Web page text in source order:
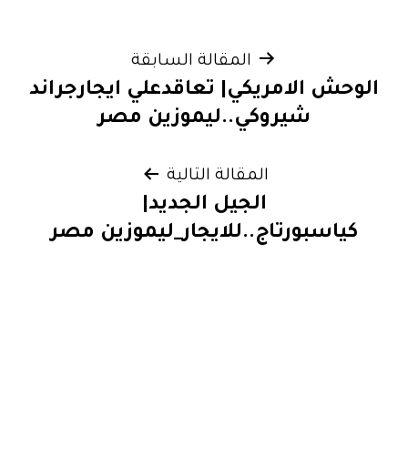
المقالات
المقالة السابقة
الوحش الامريكي| تعاقدعلي ايجارجراند
شيروكي..ليموزين مصر
المقالة التالية
الجيل الجديد|
كياسبورتاج..للايجار_ليموزين مصر